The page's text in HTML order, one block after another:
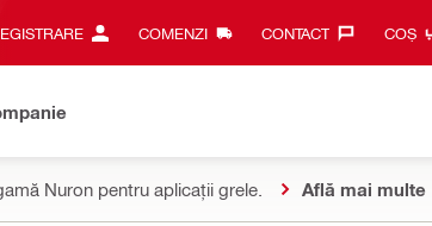
COMENZI CONTACT‎ COȘ
Nuron pentru aplicații grele. Află mai multe